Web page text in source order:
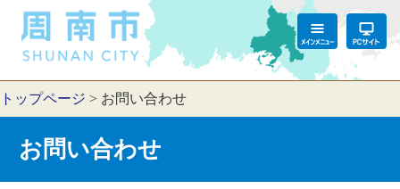
トップページ > お問い合わせ
お問い合わせ